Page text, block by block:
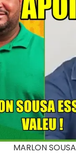
MARLON SOUSA